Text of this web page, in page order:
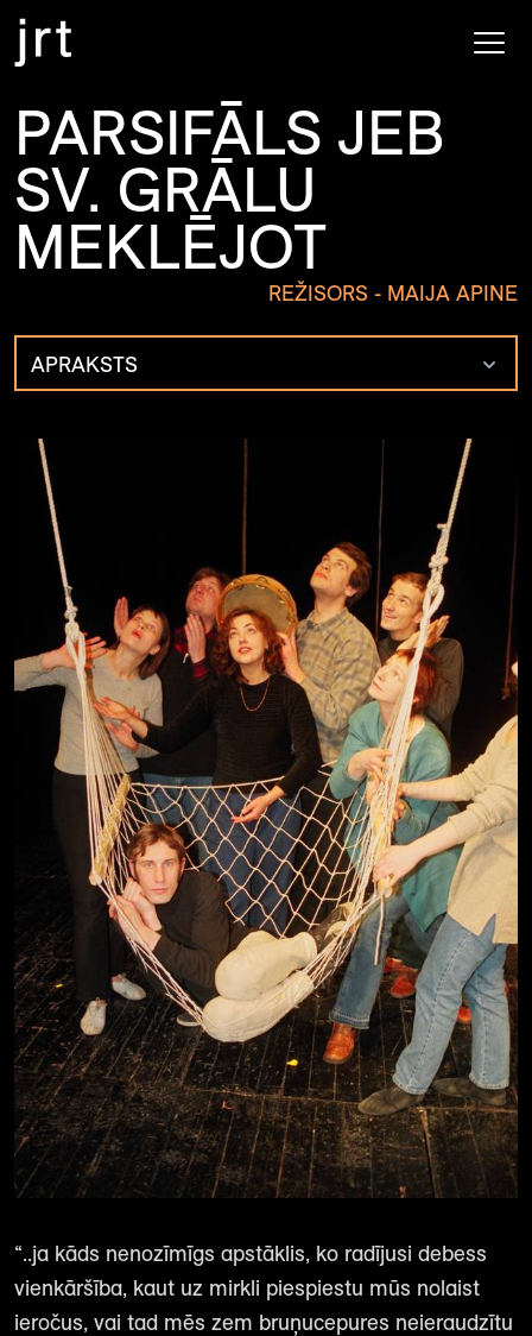
PARSIFĀLS JEB
SV. GRĀLU
MEKLĒJOT
REŽISORS - MAIJA APINE
APRAKSTS
“..ja kāds nenozīmīgs apstāklis, ko radījusi debess
vienkāršība, kaut uz mirkli piespiestu mūs nolaist
ieročus, vai tad mēs zem bruņucepures neieraudzītu